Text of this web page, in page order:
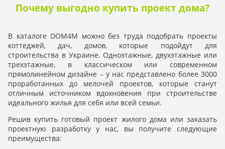
Почему выгодно купить проект дома?
В каталоге DOM4M можно без труда подобрать проекты
коттеджей, дач, домов, которые подойдут для
строительства в Украине. Одноэтажные, двухэтажные или
трехэтажные, в классическом или современном
прямолинейном дизайне – у нас представлено более 3000
проработанных до мелочей проектов, которые станут
отличным источником вдохновения при строительстве
идеального жилья для себя или всей семьи.
Решив купить готовый проект жилого дома или заказать
проектную разработку у нас, вы получите следующие
преимущества: